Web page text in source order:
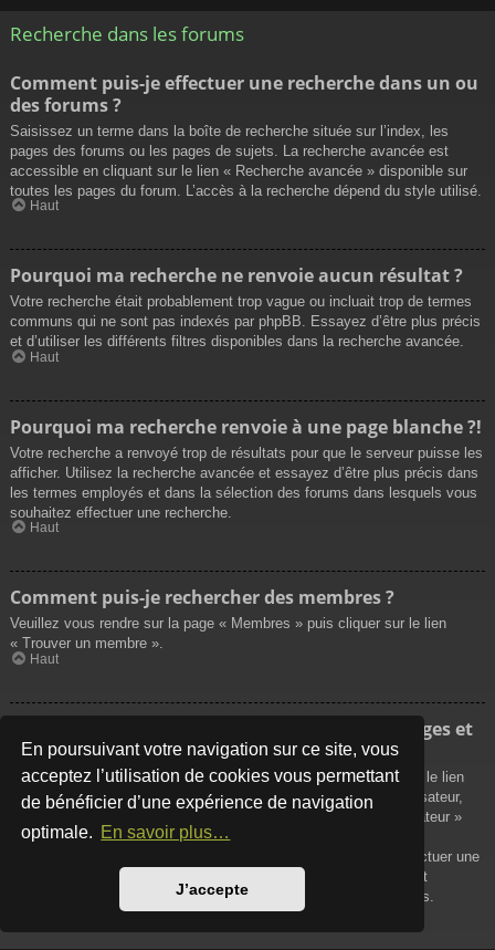
En poursuivant votre navigation sur ce site, vous
acceptez l’utilisation de cookies vous permettant
de bénéficier d’une expérience de navigation
optimale. En savoir plus…
J’accepte
Recherche dans les forums
Comment puis-je effectuer une recherche dans un ou
des forums ?
Saisissez un terme dans la boîte de recherche située sur l’index, les
pages des forums ou les pages de sujets. La recherche avancée est
accessible en cliquant sur le lien « Recherche avancée » disponible sur
toutes les pages du forum. L’accès à la recherche dépend du style utilisé.
Haut
Pourquoi ma recherche ne renvoie aucun résultat ?
Votre recherche était probablement trop vague ou incluait trop de termes
communs qui ne sont pas indexés par phpBB. Essayez d’être plus précis
et d’utiliser les différents filtres disponibles dans la recherche avancée.
Haut
Pourquoi ma recherche renvoie à une page blanche ?!
Votre recherche a renvoyé trop de résultats pour que le serveur puisse les
afficher. Utilisez la recherche avancée et essayez d’être plus précis dans
les termes employés et dans la sélection des forums dans lesquels vous
souhaitez effectuer une recherche.
Haut
Comment puis-je rechercher des membres ?
Veuillez vous rendre sur la page « Membres » puis cliquer sur le lien
« Trouver un membre ».
Haut
Comment puis-je retrouver mes propres messages et
sujets ?
Vos propres messages peuvent être affichés soit en cliquant sur le lien
« Afficher vos messages » dans le panneau de contrôle de l’utilisateur,
soit en cliquant sur le lien « Rechercher les messages de l’utilisateur »
sur la page de votre propre profil ou soit en cliquant sur le menu
« Raccourcis » situé sur la partie supérieure du forum. Pour effectuer une
recherche de vos propres sujets, utilisez la recherche avancée et
remplissez convenablement les options qui vous sont disponibles.